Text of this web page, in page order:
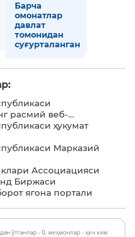
Барча
омонатлар
давлат
томонидан
суғурталанган
расмий веб-...
ҳукумат
Марказий
Ассоциацияси
Биржаси
ягона портали
ўтганлар - 0, меҳмонлар - ҳеч ким